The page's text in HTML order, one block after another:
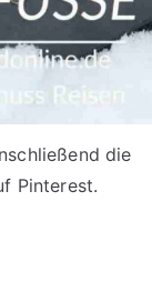
die
Pinterest.